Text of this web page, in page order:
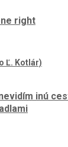
right
inú